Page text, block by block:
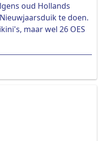
oud Hollands
te doen.
maar wel 26 OES